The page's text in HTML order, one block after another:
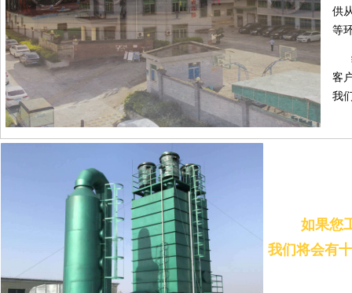
供
等
客
我
如果您
我们将会有